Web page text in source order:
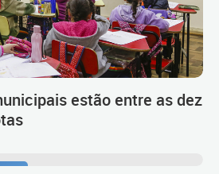
estão entre as dez